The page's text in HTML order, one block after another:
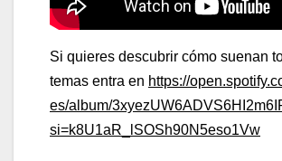
Si quieres descubrir cómo suenan
temas entra en https://
es/album/
si=k8U1aR_lSOSh90N5eso1Vw